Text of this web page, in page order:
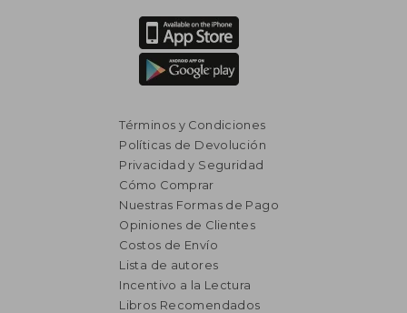
Términos y Condiciones
Políticas de Devolución
Privacidad y Seguridad
Cómo Comprar
Nuestras Formas de Pago
Opiniones de Clientes
Costos de Envío
Lista de autores
Incentivo a la Lectura
Libros Recomendados